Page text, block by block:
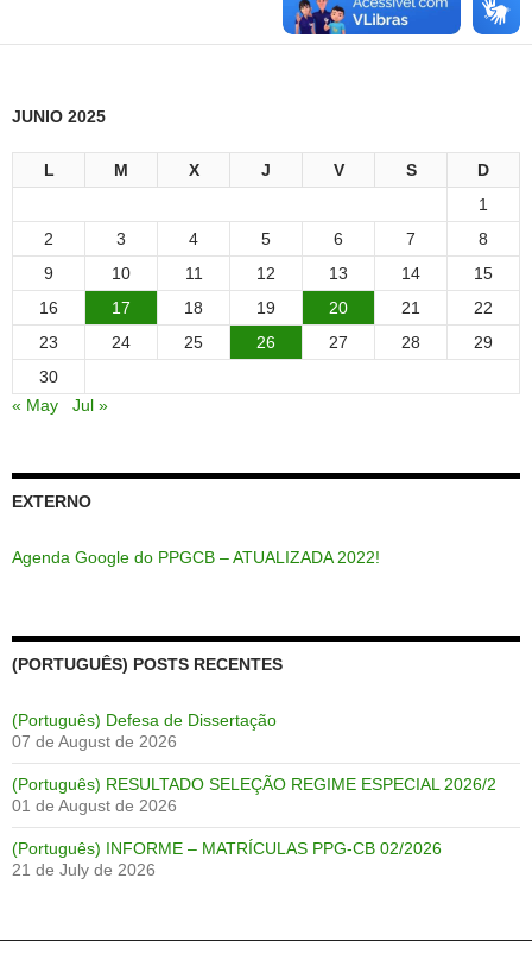
JUNIO 2025
L M X J V S
D
1
2
3 4 5 6 7
8
9
10 11 12 13 14
15
16
17 18 19 20 21
22
23
24 25 26 27 28
29
30
« May
Jul »
EXTERNO
Agenda Google do PPGCB – ATUALIZADA 2022!
(PORTUGUÊS) POSTS RECENTES
(Português) Defesa de Dissertação
07 de August de 2026
(Português) RESULTADO SELEÇÃO REGIME ESPECIAL 2026/2
01 de August de 2026
(Português) INFORME – MATRÍCULAS PPG-CB 02/2026
21 de July de 2026